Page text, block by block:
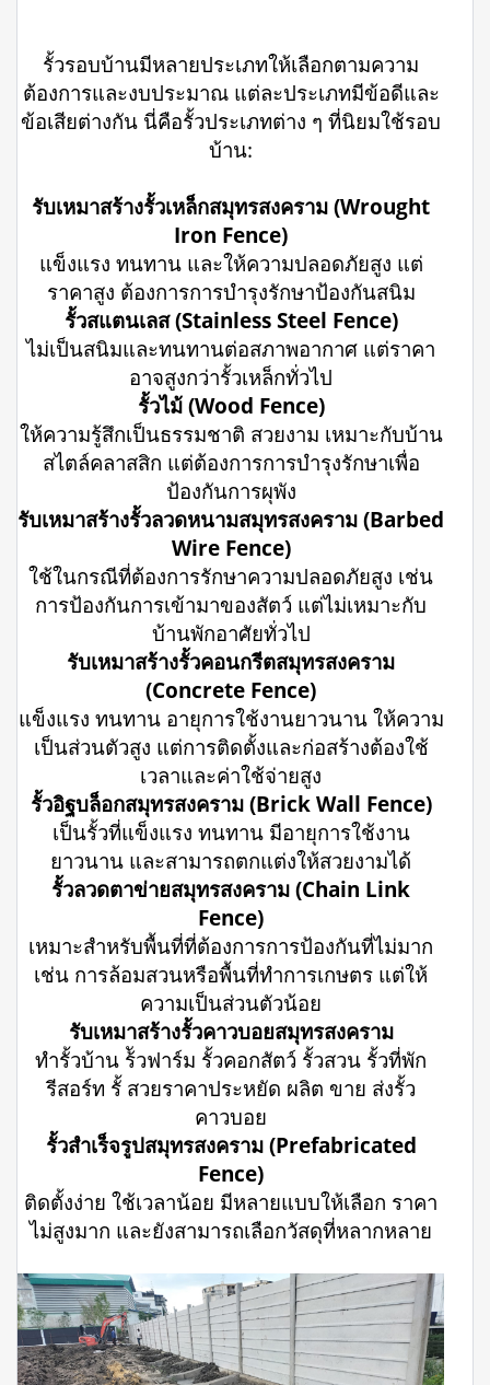
รั้วรอบบ้านมีหลายประเภทให้เลือกตามความ
ต้องการและงบประมาณ แต่ละประเภทมีข้อดีและ
ข้อเสียต่างกัน นี่คือรั้วประเภทต่าง ๆ ที่นิยมใช้รอบ
บ้าน:
รับเหมาสร้างรั้วเหล็กสมุทรสงคราม (Wrought
Iron Fence)
แข็งแรง ทนทาน และให้ความปลอดภัยสูง แต่
ราคาสูง ต้องการการบำรุงรักษาป้องกันสนิม
รั้วสแตนเลส (Stainless Steel Fence)
ไม่เป็นสนิมและทนทานต่อสภาพอากาศ แต่ราคา
อาจสูงกว่ารั้วเหล็กทั่วไป
รั้วไม้ (Wood Fence)
ให้ความรู้สึกเป็นธรรมชาติ สวยงาม เหมาะกับบ้าน
สไตล์คลาสสิก แต่ต้องการการบำรุงรักษาเพื่อ
ป้องกันการผุพัง
รับเหมาสร้างรั้วลวดหนามสมุทรสงคราม (Barbed
Wire Fence)
ใช้ในกรณีที่ต้องการรักษาความปลอดภัยสูง เช่น
การป้องกันการเข้ามาของสัตว์ แต่ไม่เหมาะกับ
บ้านพักอาศัยทั่วไป
รับเหมาสร้างรั้วคอนกรีตสมุทรสงคราม
(Concrete Fence)
แข็งแรง ทนทาน อายุการใช้งานยาวนาน ให้ความ
เป็นส่วนตัวสูง แต่การติดตั้งและก่อสร้างต้องใช้
เวลาและค่าใช้จ่ายสูง
รั้วอิฐบล็อกสมุทรสงคราม (Brick Wall Fence)
เป็นรั้วที่แข็งแรง ทนทาน มีอายุการใช้งาน
ยาวนาน และสามารถตกแต่งให้สวยงามได้
รั้วลวดตาข่ายสมุทรสงคราม (Chain Link
Fence)
เหมาะสำหรับพื้นที่ที่ต้องการการป้องกันที่ไม่มาก
เช่น การล้อมสวนหรือพื้นที่ทำการเกษตร แต่ให้
ความเป็นส่วนตัวน้อย
รับเหมาสร้างรั้วคาวบอยสมุทรสงคราม
ทำรั้วบ้าน ร้ัวฟาร์ม รั้วคอกสัตว์ รั้วสวน รั้วที่พัก
รีสอร์ท รั้ สวยราคาประหยัด ผลิต ขาย ส่งรั้ว
คาวบอย
รั้วสำเร็จรูปสมุทรสงคราม (Prefabricated
Fence)
ติดตั้งง่าย ใช้เวลาน้อย มีหลายแบบให้เลือก ราคา
ไม่สูงมาก และยังสามารถเลือกวัสดุที่หลากหลาย